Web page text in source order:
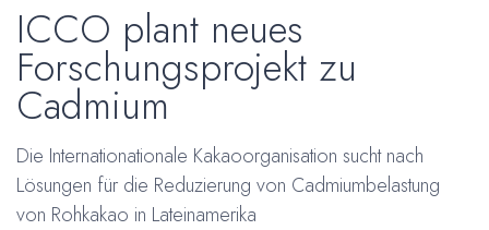
ICCO plant neues
Forschungsprojekt zu
Cadmium
Die Internationationale Kakaoorganisation sucht nach
Lösungen für die Reduzierung von Cadmiumbelastung
von Rohkakao in Lateinamerika